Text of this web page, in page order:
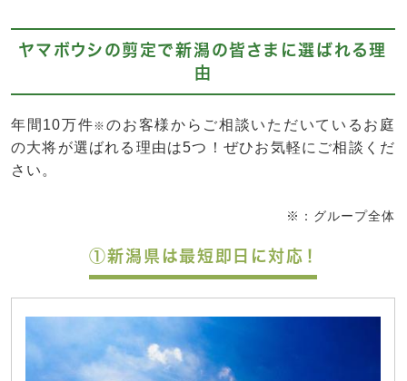
ヤマボウシの剪定で新潟の皆さまに選ばれる理
由
年間10万件※のお客様からご相談いただいているお庭
の大将が選ばれる理由は5つ！ぜひお気軽にご相談くだ
さい。
※：グループ全体
①新潟県は最短即日に対応！